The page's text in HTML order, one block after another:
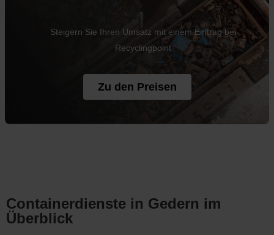
Steigern Sie Ihren Umsatz mit einem Eintrag bei
Recyclingpoint
Zu den Preisen
Containerdienste in Gedern im
Überblick